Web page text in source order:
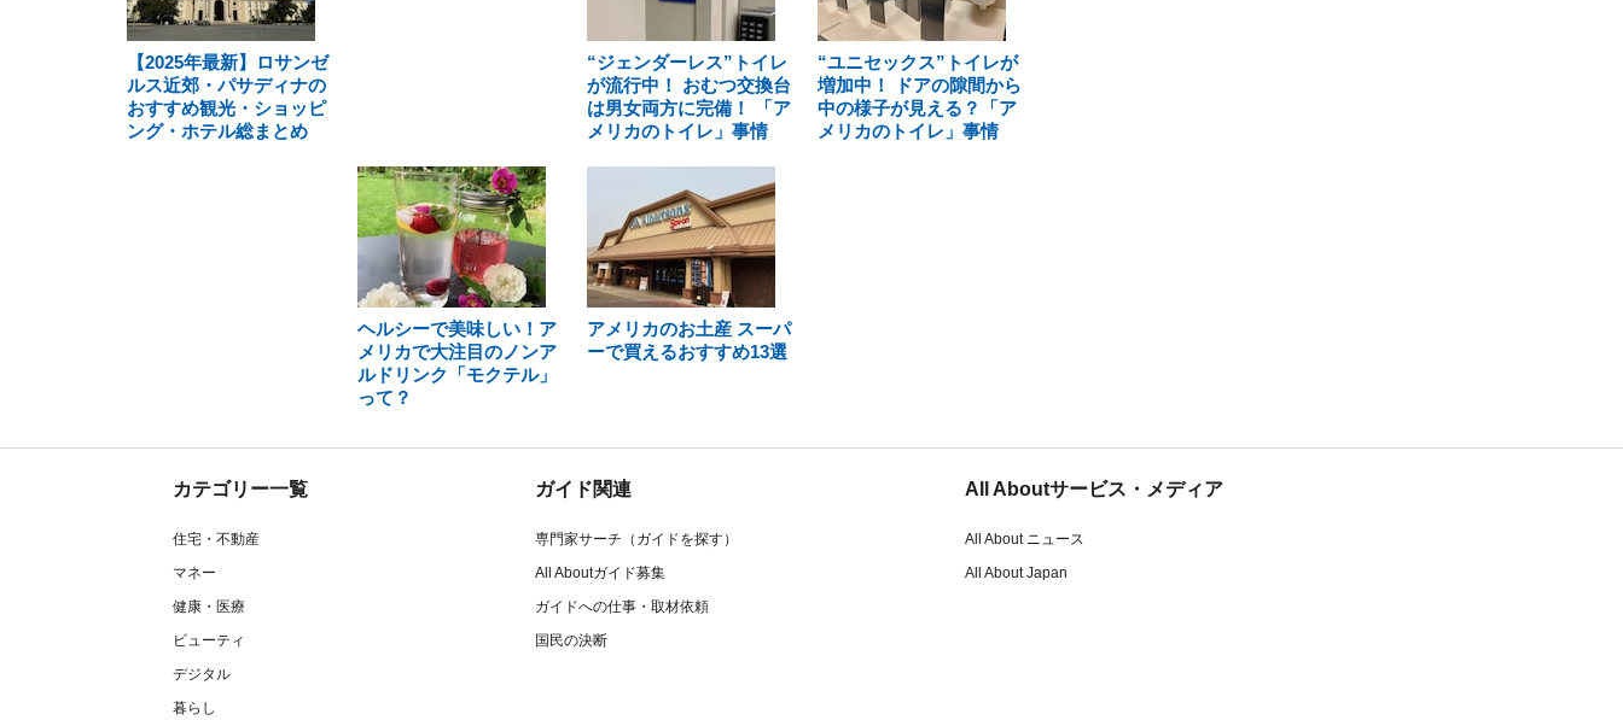
【2025年最新】ロサンゼ
ルス近郊・パサディナの
おすすめ観光・ショッピ
ング・ホテル総まとめ
“ジェンダーレス”トイレ
が流行中！ おむつ交換台
は男女両方に完備！ 「ア
メリカのトイレ」事情
“ユニセックス”トイレが
増加中！ ドアの隙間から
中の様子が見える？「ア
メリカのトイレ」事情
ヘルシーで美味しい！ア
メリカで大注目のノンア
ルドリンク「モクテル」
って？
アメリカのお土産 スーパ
ーで買えるおすすめ13選
カテゴリー一覧
住宅・不動産
マネー
健康・医療
ビューティ
デジタル
暮らし
ガイド関連
専門家サーチ（ガイドを探す）
All Aboutガイド募集
ガイドへの仕事・取材依頼
国民の決断
All Aboutサービス・メディア
All About ニュース
All About Japan